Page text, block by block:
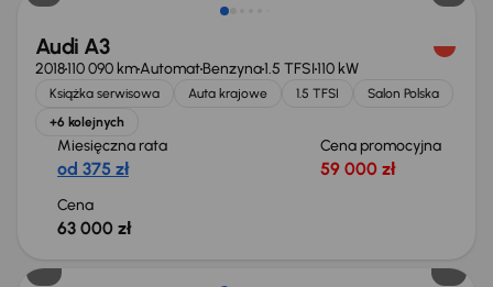
Audi A3
2018110 090 kmAutomatBenzyna1.5 TFSI110 kW
Książka serwisowa Auta krajowe 1.5 TFSI
Salon Polska
+6 kolejnych
Miesięczna rata
od 375 zł
Cena promocyjna
59 000 zł
Cena
63 000 zł
Taniej o 2 000 zł